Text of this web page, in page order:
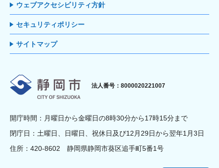
ウェブアクセシビリティ方針
セキュリティポリシー
サイトマップ
静岡市
法人番号：8000020221007
開庁時間：月曜日から金曜日の8時30分から17時15分まで
閉庁日：土曜日、日曜日、祝休日及び12月29日から翌年1月3日
住所：420-8602 静岡県静岡市葵区追手町5番1号